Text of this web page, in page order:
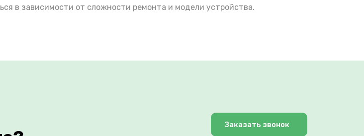
в зависимости от сложности ремонта и модели устройства.
Заказать звонок